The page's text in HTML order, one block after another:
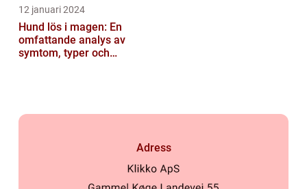
12 januari 2024
Hund lös i magen: En
omfattande analys av
symtom, typer och
Adress